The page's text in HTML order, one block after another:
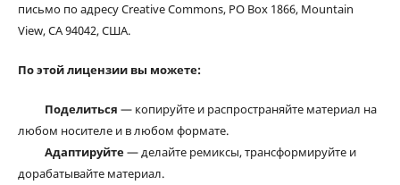
письмо по адресу Creative Commons, PO Box 1866, Mountain
View, CA 94042, США.
По этой лицензии вы можете:
Поделиться — копируйте и распространяйте материал на
любом носителе и в любом формате.
Адаптируйте— делайте ремиксы, трансформируйте и
дорабатывайте материал.